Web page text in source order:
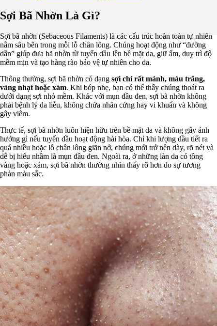
Sợi Bã Nhờn Là Gì?
Sợi bã nhờn (Sebaceous Filaments) là các cấu trúc hoàn toàn tự nhiên
nằm sâu bên trong mỗi lỗ chân lông. Chúng hoạt động như “đường
dẫn” giúp đưa bã nhờn từ tuyến dầu lên bề mặt da, giữ ẩm, duy trì độ
mềm mịn và tạo hàng rào bảo vệ tự nhiên cho da.
Thông thường, sợi bã nhờn có dạng sợi chỉ rất mảnh, màu trắng,
vàng nhạt hoặc xám. Khi bóp nhẹ, bạn có thể thấy chúng thoát ra
dưới dạng sợi nhỏ mềm. Khác với mụn đầu đen, sợi bã nhờn không
phải bệnh lý da liễu, không chứa nhân cứng hay vi khuẩn và không
gây viêm.
Thực tế, sợi bã nhờn luôn hiện hữu trên bề mặt da và không gây ảnh
hưởng gì nếu tuyến dầu hoạt động hài hòa. Chỉ khi lượng dầu tiết ra
quá nhiều hoặc lỗ chân lông giãn nở, chúng mới trở nên dày, rõ nét và
dễ bị hiểu nhầm là mụn đầu đen. Ngoài ra, ở những làn da có tông
vàng hoặc xám, sợi bã nhờn thường nhìn thấy rõ hơn do sự tương
phản màu sắc.